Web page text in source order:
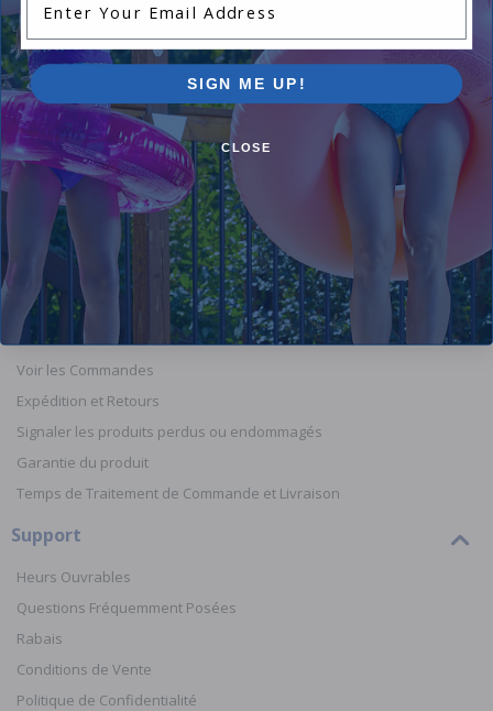
Be the first one to leave a review!
Add Review
Orders
Compte
Annuler les Commandes
Voir les Commandes
Expédition et Retours
Signaler les produits perdus ou endommagés
Garantie du produit
Temps de Traitement de Commande et Livraison
Support
Heurs Ouvrables
Questions Fréquemment Posées
Rabais
Conditions de Vente
Politique de Confidentialité
SIGN ME UP!
CLOSE